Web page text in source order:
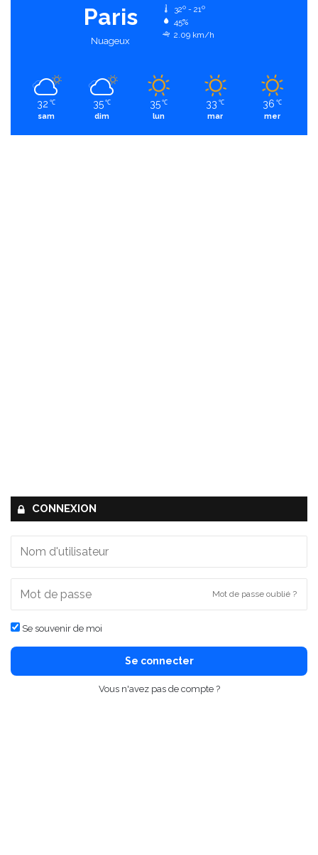
Paris
Nuageux
32º - 21º
45%
2.09 km/h
32 ℃
sam
35 ℃
dim
35 ℃
lun
33 ℃
mar
36 ℃
mer
CONNEXION
Mot de passe oublié ?
Se souvenir de moi
Se connecter
Vous n'avez pas de compte ?